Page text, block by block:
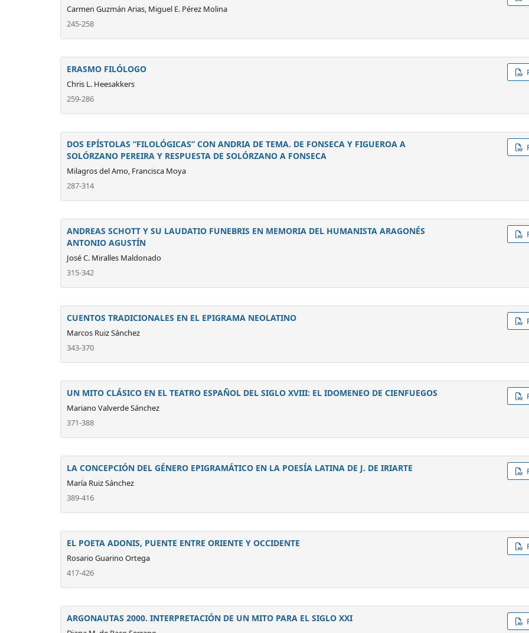
Carmen Guzmán Arias, Miguel E. Pérez Molina
245-258
ERASMO FILÓLOGO
Chris L. Heesakkers
259-286
DOS EPÍSTOLAS “FILOLÓGICAS” CON ANDRIA DE TEMA. DE FONSECA Y FIGUEROA A
SOLÓRZANO PEREIRA Y RESPUESTA DE SOLÓRZANO A FONSECA
Milagros del Amo, Francisca Moya
287-314
ANDREAS SCHOTT Y SU LAUDATIO FUNEBRIS EN MEMORIA DEL HUMANISTA ARAGONÉS
ANTONIO AGUSTÍN
José C. Miralles Maldonado
315-342
CUENTOS TRADICIONALES EN EL EPIGRAMA NEOLATINO
Marcos Ruiz Sánchez
343-370
UN MITO CLÁSICO EN EL TEATRO ESPAÑOL DEL SIGLO XVIII: EL IDOMENEO DE CIENFUEGOS
Mariano Valverde Sánchez
371-388
LA CONCEPCIÓN DEL GÉNERO EPIGRAMÁTICO EN LA POESÍA LATINA DE J. DE IRIARTE
María Ruiz Sánchez
389-416
EL POETA ADONIS, PUENTE ENTRE ORIENTE Y OCCIDENTE
Rosario Guarino Ortega
417-426
ARGONAUTAS 2000. INTERPRETACIÓN DE UN MITO PARA EL SIGLO XXI